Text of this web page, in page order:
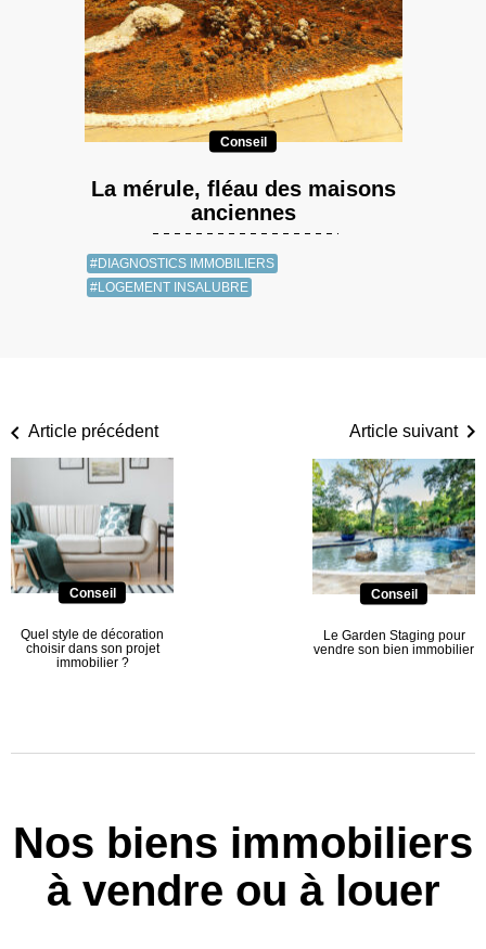
Conseil
La mérule, fléau des maisons
anciennes
#DIAGNOSTICS IMMOBILIERS
#LOGEMENT INSALUBRE
Article précédent
Conseil
Quel style de décoration
choisir dans son projet
immobilier ?
Article suivant
Conseil
Le Garden Staging pour
vendre son bien immobilier
Nos biens immobiliers
à vendre ou à louer